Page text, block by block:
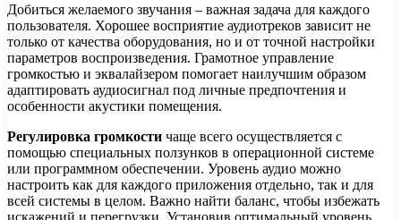
Добиться желаемого звучания – важная задача для каждого
пользователя. Хорошее восприятие аудиотреков зависит не
только от качества оборудования, но и от точной настройки
параметров воспроизведения. Грамотное управление
громкостью и эквалайзером помогает наилучшим образом
адаптировать аудиосигнал под личные предпочтения и
особенности акустики помещения.
Регулировка громкости чаще всего осуществляется с
помощью специальных ползунков в операционной системе
или программном обеспечении. Уровень аудио можно
настроить как для каждого приложения отдельно, так и для
всей системы в целом. Важно найти баланс, чтобы избежать